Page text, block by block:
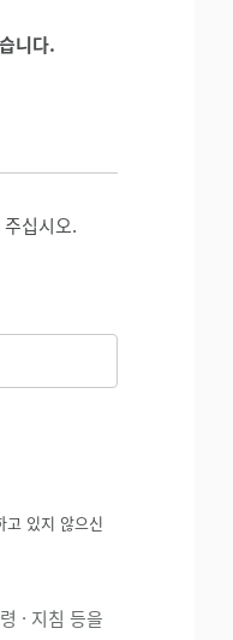
니다.
십시오.
고 있지 않으신
· 지침 등을